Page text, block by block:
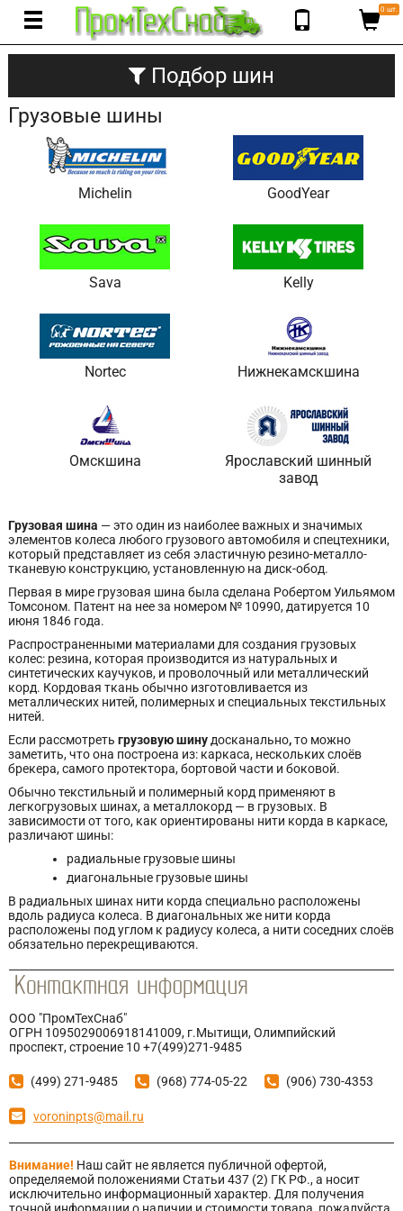
0 шт.
Подбор шин
Грузовые шины
Michelin GoodYear
Sava Kelly
Nortec Нижнекамскшина
Омскшина
Ярославский шинный
завод
Грузовая шина — это один из наиболее важных и значимых
элементов колеса любого грузового автомобиля и спецтехники,
который представляет из себя эластичную резино-металло-
тканевую конструкцию, установленную на диск-обод.
Первая в мире грузовая шина была сделана Робертом Уильямом
Томсоном. Патент на нее за номером № 10990, датируется 10
июня 1846 года.
Распространенными материалами для создания грузовых
колес: резина, которая производится из натуральных и
синтетических каучуков, и проволочный или металлический
корд. Кордовая ткань обычно изготовливается из
металлических нитей, полимерных и специальных текстильных
нитей.
Если рассмотреть грузовую шину досканально,то можно
заметить, что она построена из: каркаса, нескольких слоёв
брекера, самого протектора, бортовой части и боковой.
Обычно текстильный и полимерный корд применяют в
легкогрузовых шинах, а металлокорд — в грузовых. В
зависимости от того, как ориентированы нити корда в каркасе,
различают шины:
радиальные грузовые шины
диагональные грузовые шины
В радиальных шинах нити корда специально расположены
вдоль радиуса колеса. В диагональных же нити корда
расположены под углом к радиусу колеса, а нити соседних слоёв
обязательно перекрещиваются.
ООО "ПромТехСнаб"
ОГРН 1095029006918141009, г.Мытищи, Олимпийский
проспект, строение 10 +7(499)271-9485
(499) 271-9485 (968) 774-05-22 (906) 730-4353
voroninpts@mail.ru
Внимание! Наш сайт не является публичной офертой,
определяемой положениями Статьи 437 (2) ГК РФ., а носит
исключительно информационный характер. Для получения